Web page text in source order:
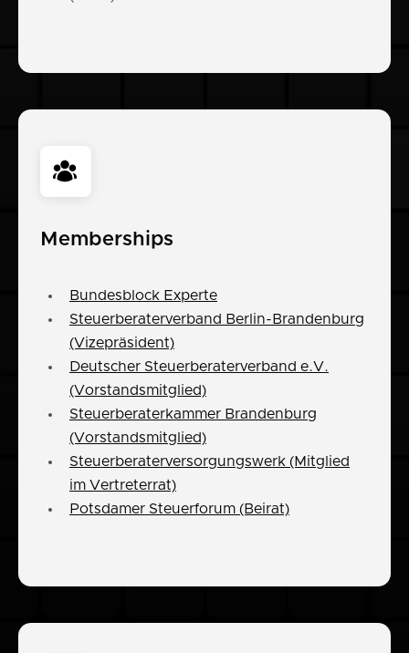
Memberships
Bundesblock Experte
Steuerberaterverband Berlin-Brandenburg
(Vizepräsident)
Deutscher Steuerberaterverband e.V.
(Vorstandsmitglied)
Steuerberaterkammer Brandenburg
(Vorstandsmitglied)
Steuerberaterversorgungswerk (Mitglied
im Vertreterrat)
Potsdamer Steuerforum (Beirat)